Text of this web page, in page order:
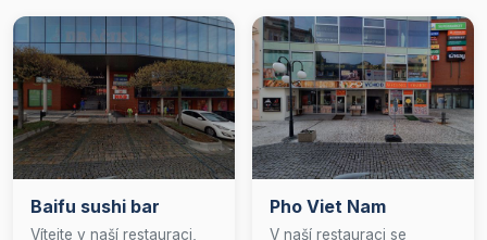
Baifu sushi bar
Vítejte v naší restauraci,
Pho Viet Nam
V naší restauraci se